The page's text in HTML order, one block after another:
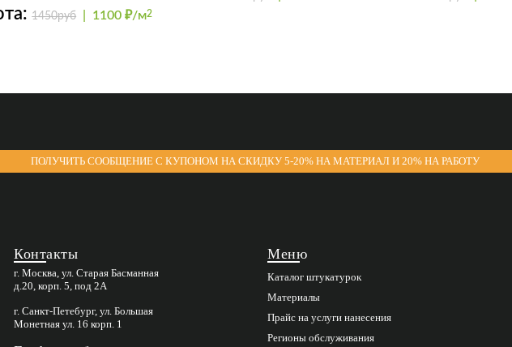
1450руб 1100 ₽/м2
ПОЛУЧИТЬ СООБЩЕНИЕ С КУПОНОМ НА СКИДКУ 5-20% НА МАТЕРИАЛ И 20% НА РАБОТУ
Контакты
г. Москва, ул. Старая Басманная
д.20, корп. 5, под 2А
г. Санкт-Петебург, ул. Большая
Монетная ул. 16 корп. 1
Меню
Каталог штукатурок
Материалы
Прайс на услуги нанесения
Регионы обслуживания